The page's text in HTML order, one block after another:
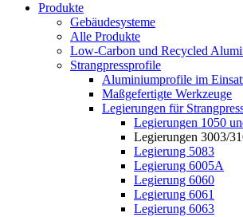
Produkte
Gebäudesysteme
Alle Produkte
Low-Carbon und Recycled
Strangpressprofile
Aluminiumprofile im
Maßgefertigte Werkzeuge
Legierungen für
Legierungen 1050
Legierungen 3003/
Legierung 5083
Legierung 6005A
Legierung 6060
Legierung 6061
Legierung 6063